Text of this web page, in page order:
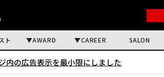
ト AWARD CAREER SALON
内の広告表示を最小限にしました